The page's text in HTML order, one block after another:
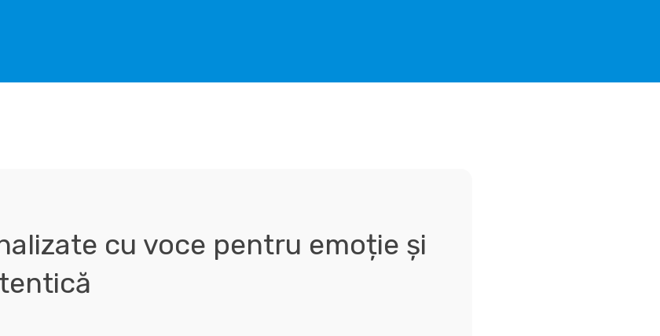
cu voce pentru emoție și